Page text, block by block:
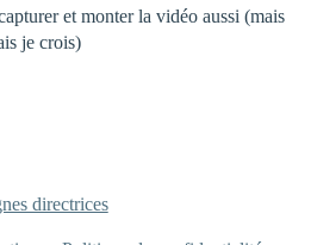
et monter la vidéo aussi (mais
je crois)
directrices